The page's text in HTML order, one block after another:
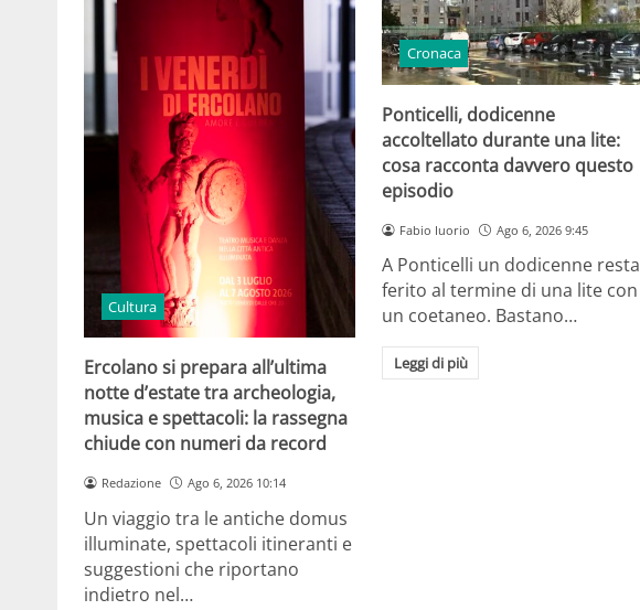
Cultura
Ercolano si prepara all’ultima
notte d’estate tra archeologia,
musica e spettacoli: la rassegna
chiude con numeri da record
Redazione Ago 6, 2026 10:14
Un viaggio tra le antiche domus
illuminate, spettacoli itineranti e
suggestioni che riportano
indietro nel…
Cronaca
Ponticelli, dodicenne
accoltellato durante una lite:
cosa racconta davvero questo
episodio
Fabio Iuorio Ago 6, 2026 9:45
A Ponticelli un dodicenne resta
ferito al termine di una lite con
un coetaneo. Bastano…
Leggi di più